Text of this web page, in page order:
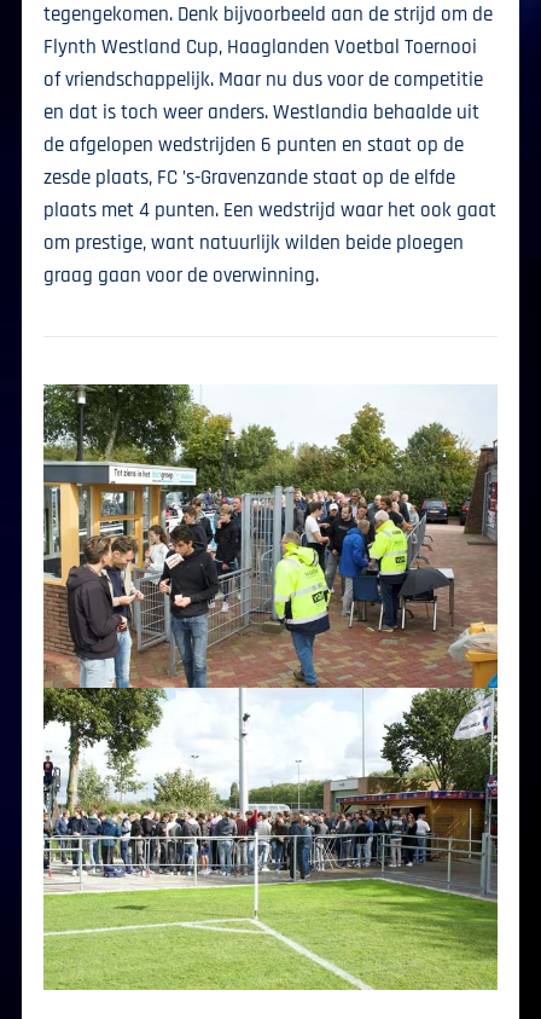
tegengekomen. Denk bijvoorbeeld aan de strijd om de
Flynth Westland Cup, Haaglanden Voetbal Toernooi
of vriendschappelijk. Maar nu dus voor de competitie
en dat is toch weer anders. Westlandia behaalde uit
de afgelopen wedstrijden 6 punten en staat op de
zesde plaats, FC ’s-Gravenzande staat op de elfde
plaats met 4 punten. Een wedstrijd waar het ook gaat
om prestige, want natuurlijk wilden beide ploegen
graag gaan voor de overwinning.